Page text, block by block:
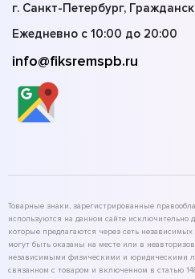
г. Санкт-Петербург,
Ежедневно с 10:00 до 20:00
info@fiksremspb.ru
Товарные знаки, зарегистрированные
используются на данном сайте исключительно
которые предлагаются через сеть
могут быть оказаны на месте или в
независимыми физическими и юридическими
связанном с товаром и включенном в статью